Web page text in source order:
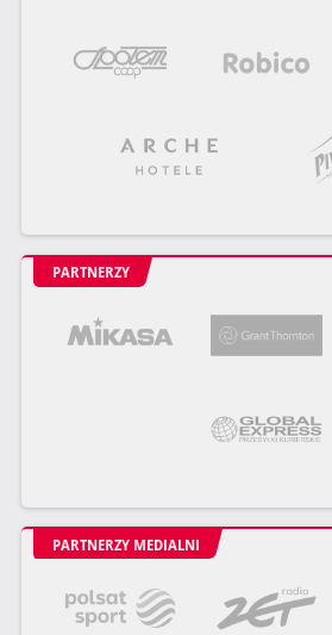
PARTNERZY
PARTNERZY MEDIALNI